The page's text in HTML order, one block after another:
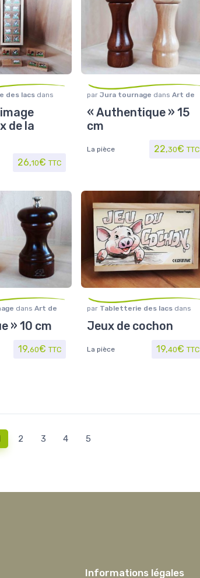
des lacs dans
de la
26,10€ TTC
par Jura tournage dans Art de
à poivre et sel
« Authentique » 15
cm
La pièce 22,30€ TTC
dans Art de
» 10 cm
19,60€ TTC
par Tabletterie des lacs dans
Jeux de cochon
La pièce 19,40€ TTC
2 3 4 5
Informations légales